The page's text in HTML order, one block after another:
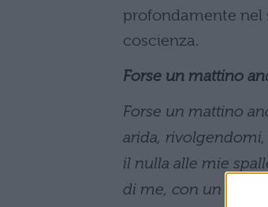
profondamente nel
coscienza.
Forse un mattino
Forse un mattino
arida,
il nulla alle mie
di me, con un